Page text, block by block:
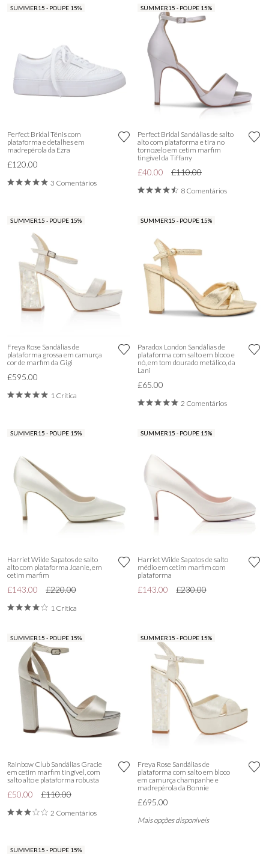
SUMMER15 - POUPE 15%
Perfect Bridal Ténis com
plataforma e detalhes em
madrepérola da Ezra
£120.00
3 Comentários
SUMMER15 - POUPE 15%
Perfect Bridal Sandálias de salto
alto com plataforma e tira no
tornozelo em cetim marfim
tingível da Tiffany
£40.00 £110.00
8 Comentários
SUMMER15 - POUPE 15%
Freya Rose Sandálias de
plataforma grossa em camurça
cor de marfim da Gigi
£595.00
1 Crítica
SUMMER15 - POUPE 15%
Paradox London Sandálias de
plataforma com salto em bloco e
nó, em tom dourado metálico, da
Lani
£65.00
2 Comentários
SUMMER15 - POUPE 15%
Harriet Wilde Sapatos de salto
alto com plataforma Joanie, em
cetim marfim
£143.00 £220.00
1 Crítica
SUMMER15 - POUPE 15%
Harriet Wilde Sapatos de salto
médio em cetim marfim com
plataforma
£143.00 £230.00
SUMMER15 - POUPE 15%
Rainbow Club Sandálias Gracie
em cetim marfim tingível, com
salto alto e plataforma robusta
£50.00 £110.00
2 Comentários
SUMMER15 - POUPE 15%
Freya Rose Sandálias de
plataforma com salto em bloco
em camurça champanhe e
madrepérola da Bonnie
£695.00
Mais opções disponíveis
SUMMER15 - POUPE 15%